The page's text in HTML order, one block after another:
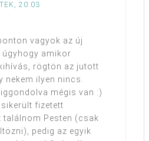
20:03
vagyok az új
úgyhogy amikor
rögtön az jutott
nekem ilyen nincs.
mégis van :)
fizetett
Pesten (csak
pedig az egyik